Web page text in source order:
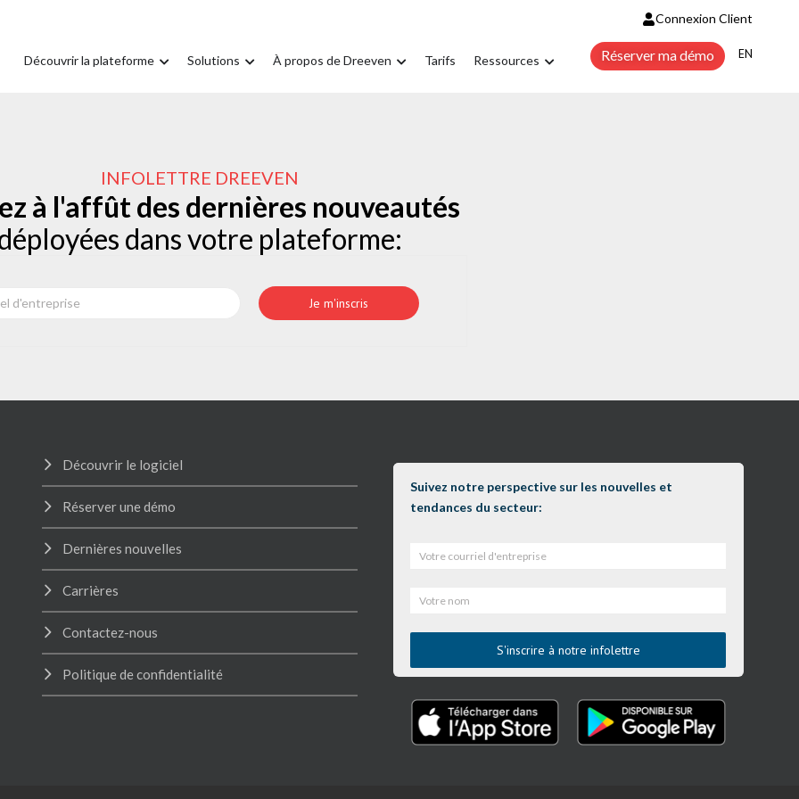
Connexion Client
Découvrir la plateforme Solutions À propos de Dreeven Tarifs Ressources Réserver ma démo ENGLISH
INFOLETTRE DREEVEN
à l'affût des dernières nouveautés
dans votre plateforme:
Découvrir le logiciel
Réserver une démo
Dernières nouvelles
Carrières
Contactez-nous
Politique de confidentialité
Suivez notre perspective sur les nouvelles et
tendances du secteur: